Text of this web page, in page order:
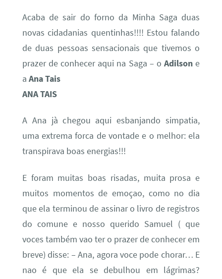
Acaba de sair do forno da Minha Saga duas
novas cidadanias quentinhas!!!! Estou falando
de duas pessoas sensacionais que tivemos o
prazer de conhecer aqui na Saga – oAdilsone
a Ana Tais
ANA TAIS
A Ana jà chegou aqui esbanjando simpatia,
uma extrema forca de vontade e o melhor: ela
transpirava boas energias!!!
E foram muitas boas risadas, muita prosa e
muitos momentos de emoçao, como no dia
que ela terminou de assinar o livro de registros
do comune e nosso querido Samuel ( que
voces também vao ter o prazer de conhecer em
breve) disse: – Ana, agora voce pode chorar… E
nao é que ela se debulhou em lágrimas?